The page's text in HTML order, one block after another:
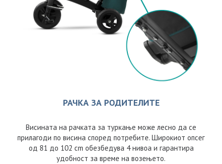
РАЧКА ЗА РОДИТЕЛИТЕ
Висината на рачката за туркање може лесно да се
прилагоди по висина според потребите. Широкиот опсег
од 81 до 102 cm обезбедува 4 нивоа и гарантира
удобност за време на возењето.